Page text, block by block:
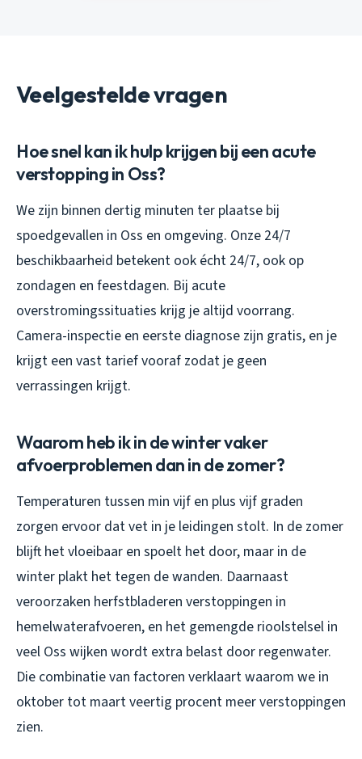
Veelgestelde vragen
Hoe snel kan ik hulp krijgen bij een acute
verstopping in Oss?
We zijn binnen dertig minuten ter plaatse bij
spoedgevallen in Oss en omgeving. Onze 24/7
beschikbaarheid betekent ook écht 24/7, ook op
zondagen en feestdagen. Bij acute
overstromingssituaties krijg je altijd voorrang.
Camera-inspectie en eerste diagnose zijn gratis, en je
krijgt een vast tarief vooraf zodat je geen
verrassingen krijgt.
Waarom heb ik in de winter vaker
afvoerproblemen dan in de zomer?
Temperaturen tussen min vijf en plus vijf graden
zorgen ervoor dat vet in je leidingen stolt. In de zomer
blijft het vloeibaar en spoelt het door, maar in de
winter plakt het tegen de wanden. Daarnaast
veroorzaken herfstbladeren verstoppingen in
hemelwaterafvoeren, en het gemengde rioolstelsel in
veel Oss wijken wordt extra belast door regenwater.
Die combinatie van factoren verklaart waarom we in
oktober tot maart veertig procent meer verstoppingen
zien.